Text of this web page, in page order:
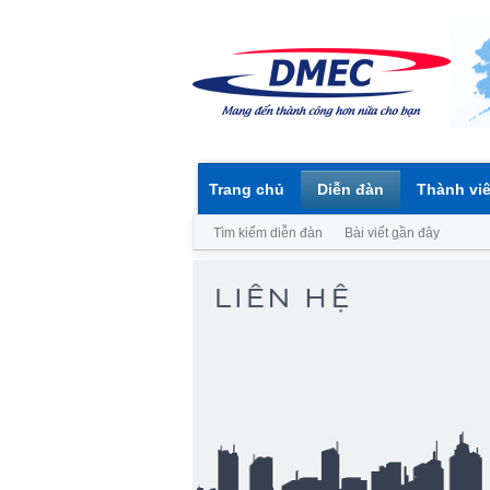
Trang chủ Diễn đàn
Tìm kiếm diễn đàn Bài viết gần đây
Thành